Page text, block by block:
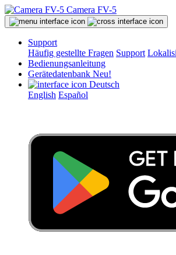
Camera FV-5
Support
Häufig gestellte Fragen Support
Bedienungsanleitung
Gerätedatenbank Neu!
Deutsch
English Español